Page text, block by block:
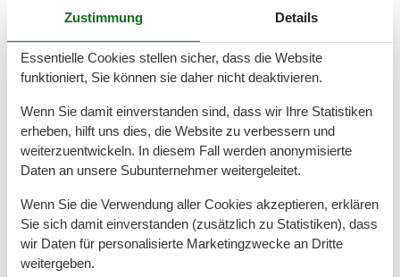
Außenanlage
GARTEN
Gartenmöbel
PKW-Parkplatz
Terrassenmöbel
Badezimmer
Bad/WC
Dusche/WC
Basic
Größe
Zustimmung Details
Essentielle Cookies stellen sicher, dass die Website
funktioniert, Sie können sie daher nicht deaktivieren.
Wenn Sie damit einverstanden sind, dass wir Ihre Statistiken
erheben, hilft uns dies, die Website zu verbessern und
weiterzuentwickeln. In diesem Fall werden anonymisierte
Daten an unsere Subunternehmer weitergeleitet.
Wenn Sie die Verwendung aller Cookies akzeptieren, erklären
Sie sich damit einverstanden (zusätzlich zu Statistiken), dass
wir Daten für personalisierte Marketingzwecke an Dritte
weitergeben.